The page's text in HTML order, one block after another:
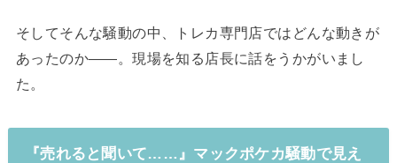
そしてそんな騒動の中、トレカ専門店ではどんな動きが
あったのか――。現場を知る店長に話をうかがいまし
た。
『売れると聞いて……』マックポケカ騒動で見え